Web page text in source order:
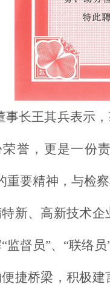
事长王其兵表示
荣誉，更是一份
重要精神，与检
新、高新技术
监督员”、“联络
捷桥梁，积极